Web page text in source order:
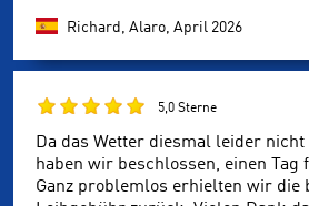
Richard, Alaro, April 2026
5,0 Sterne
Da das Wetter diesmal leider
haben wir beschlossen, einen Tag
Ganz problemlos erhielten wir die